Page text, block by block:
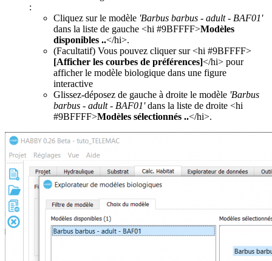
:
Cliquez sur le modèle 'Barbus barbus - adult - BAF01'
dans la liste de gauche <hi #9BFFFF>Modèles
disponibles ..</hi>.
(Facultatif) Vous pouvez cliquer sur <hi #9BFFFF>
[Afficher les courbes de préférences]</hi> pour
afficher le modèle biologique dans une figure
interactive
Glissez-déposez de gauche à droite le modèle 'Barbus
barbus - adult - BAF01'dans la liste de droite <hi
#9BFFFF>Modèles sélectionnés ..</hi>.